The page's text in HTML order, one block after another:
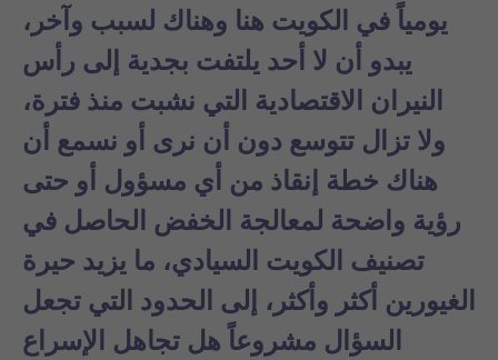
يومياً في الكويت هنا وهناك لسبب وآخر،
يبدو أن لا أحد يلتفت بجدية إلى رأس
النيران الاقتصادية التي نشبت منذ فترة،
ولا تزال تتوسع دون أن نرى أو نسمع أن
هناك خطة إنقاذ من أي مسؤول أو حتى
رؤية واضحة لمعالجة الخفض الحاصل في
تصنيف الكويت السيادي، ما يزيد حيرة
الغيورين أكثر وأكثر، إلى الحدود التي تجعل
السؤال مشروعاً هل تجاهل الإسراع